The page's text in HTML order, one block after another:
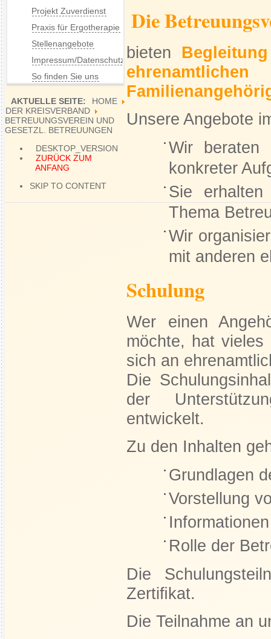
Die
bieten
Unsere Angebote
Wir beraten
konkreter
Sie
Thema
Wir
mit anderen
Schulung
Wer einen
möchte, hat
sich an
Die
der
entwickelt.
Zu den Inhalten
Grundlagen
Vorstellung
Rolle der
Die
Zertiﬁkat.
Die Teilnahme an
Projekt Zuverdienst
Praxis für Ergotherapie
Stellenangebote
Impressum/Datenschutz
So finden Sie uns
AKTUELLE SEITE:
HOME
DER KREISVERBAND
BETREUUNGSVEREIN UND
GESETZL. BETREUUNGEN
DESKTOP_VERSION
ZURÜCK ZUM
ANFANG
SKIP TO CONTENT